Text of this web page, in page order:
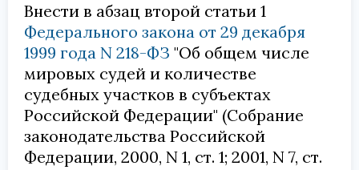
Внести в абзац второй статьи 1
Федерального закона от 29 декабря
1999 года N 218-ФЗ "Об общем числе
мировых судей и количестве
судебных участков в субъектах
Российской Федерации" (Собрание
законодательства Российской
Федерации, 2000, N 1, ст. 1; 2001, N 7, ст.